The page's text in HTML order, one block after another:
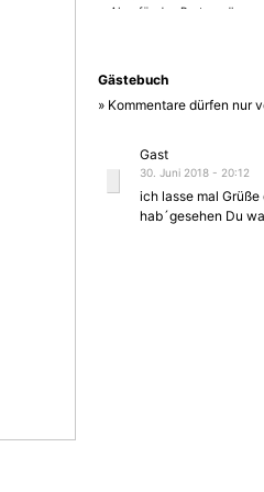
Aber für den Rest
Gästebuch
» Kommentare dürfen nur
Gast
30. Juni 2018 - 20:12
ich lasse mal Grüße
hab´gesehen Du